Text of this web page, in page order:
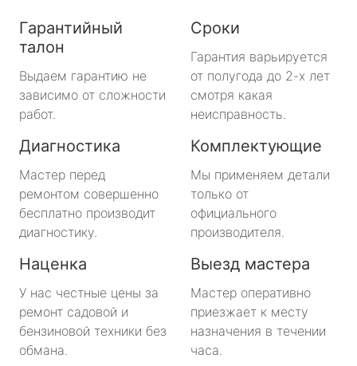
Гарантийный
талон
Выдаем гарантию не
зависимо от сложности
работ.
Сроки
Гарантия варьируется
от полугода до 2-х лет
смотря какая
неисправность.
Диагностика
Мастер перед
ремонтом совершенно
бесплатно производит
диагностику.
Комплектующие
Мы применяем детали
только от
официального
производителя.
Наценка
У нас честные цены за
ремонт садовой и
бензиновой техники без
обмана.
Выезд мастера
Мастер оперативно
приезжает к месту
назначения в течении
часа.